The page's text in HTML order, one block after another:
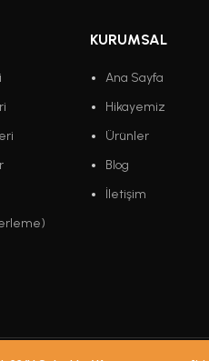
KURUMSAL
Ana Sayfa
Hikayemiz
Ürünler
Blog
İletişim